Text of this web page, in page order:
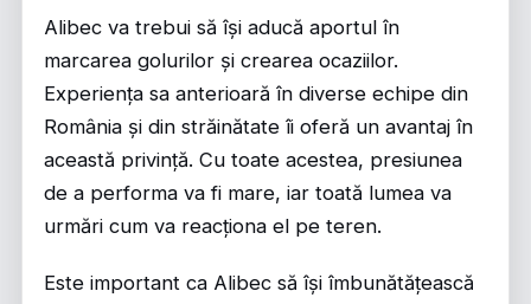
Alibec va trebui să își aducă aportul în
marcarea golurilor și crearea ocaziilor.
Experiența sa anterioară în diverse echipe din
România și din străinătate îi oferă un avantaj în
această privință. Cu toate acestea, presiunea
de a performa va fi mare, iar toată lumea va
urmări cum va reacționa el pe teren.
Este important ca Alibec să își îmbunătățească